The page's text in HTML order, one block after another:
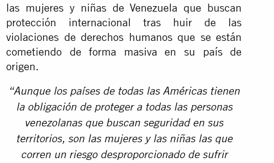
las mujeres y niñas de Venezuela que buscan
protección internacional tras huir de las
violaciones de derechos humanos que se están
cometiendo de forma masiva en su país de
origen.
“Aunque los países de todas las Américas tienen
la obligación de proteger a todas las personas
venezolanas que buscan seguridad en sus
territorios, son las mujeres y las niñas las que
corren un riesgo desproporcionado de sufrir